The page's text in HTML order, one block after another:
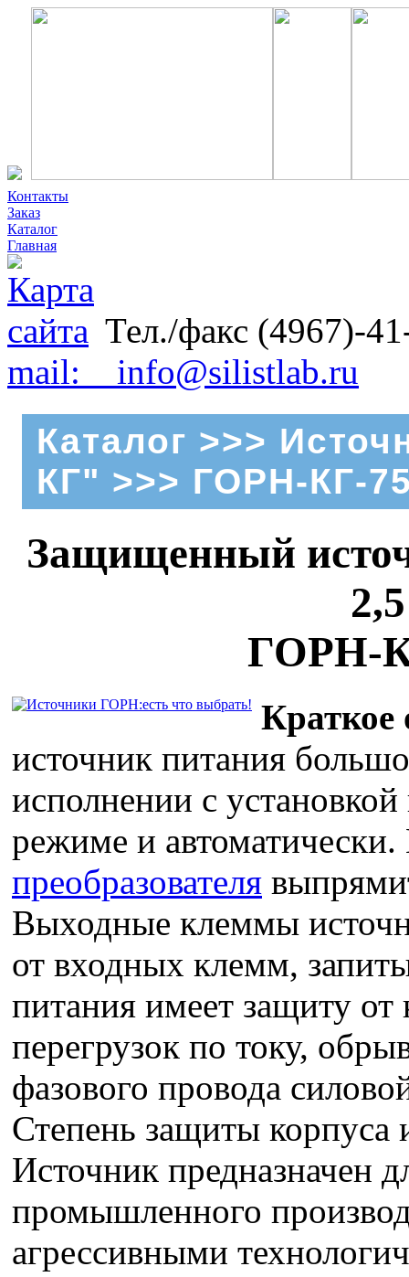
Контакты
Заказ
Каталог
Главная
Тел./факс (4967)-
mail: info@silistlab.ru
Каталог >>>
КГ" >>> ГОРН-КГ-
Защищенный
ГОРН-
Краткое
источник питания
исполнении с
режиме и
преобразователя
Выходные клеммы
от входных клемм,
питания имеет защиту от
перегрузок по току,
фазового провода
Степень защиты корпуса
Источник предназначен
промышленного
агрессивными